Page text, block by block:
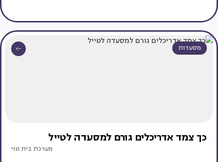
מסעדות
כך צמד אדריכלים גורם למסעדה לטייל
מערכת בית ונוי